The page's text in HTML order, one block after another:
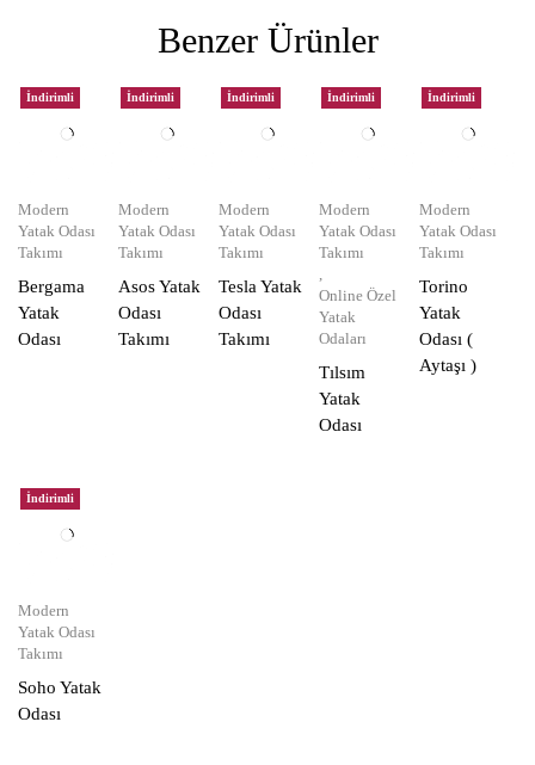
Benzer Ürünler
İndirimli
Modern
Yatak Odası
Takımı
Bergama
Yatak
Odası
İndirimli
Modern
Yatak Odası
Takımı
Asos Yatak
Odası
Takımı
İndirimli
Modern
Yatak Odası
Takımı
Tesla Yatak
Odası
Takımı
İndirimli
Modern
Yatak Odası
Takımı
,
Online Özel
Yatak
Odaları
Tılsım
Yatak
Odası
İndirimli
Modern
Yatak Odası
Takımı
Torino
Yatak
Odası (
Aytaşı )
İndirimli
Modern
Yatak Odası
Takımı
Soho Yatak
Odası